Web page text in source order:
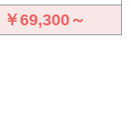
￥69,300～